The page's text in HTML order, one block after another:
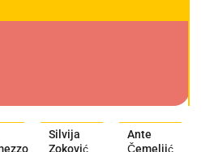
Silvija
Zoković
Ante
Čemeljić